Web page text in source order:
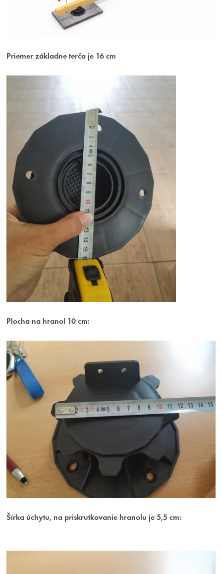
Priemer základne terča je 16 cm
Plocha na hranol 10 cm:
Šírka úchytu, na priskrutkovanie hranolu je 5,5 cm: